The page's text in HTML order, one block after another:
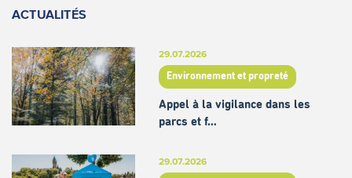
ACTUALITÉS
29.07.2026
Environnement et propreté
Appel à la vigilance dans les
parcs et f…
29.07.2026